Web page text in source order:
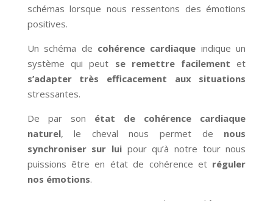
schémas lorsque nous ressentons des émotions
positives.
Un schéma de cohérence cardiaque indique un
système qui peut se remettre facilement et
s’adapter très efficacement aux situations
stressantes.
De par son état de cohérence cardiaque
naturel, le cheval nous permet de nous
synchroniser sur lui pour qu’à notre tour nous
puissions être en état de cohérence et réguler
nos émotions.